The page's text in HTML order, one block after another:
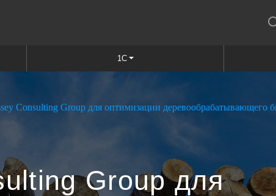
1C
Consulting Group для оптимизации деревообрабатывающего
Group для